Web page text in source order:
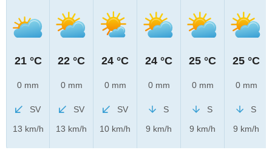
21 °C
0 mm
SV
13 km/h
22 °C
0 mm
SV
13 km/h
24 °C
0 mm
SV
10 km/h
24 °C
0 mm
S
9 km/h
25 °C
0 mm
S
9 km/h
25 °C
0 mm
S
9 km/h